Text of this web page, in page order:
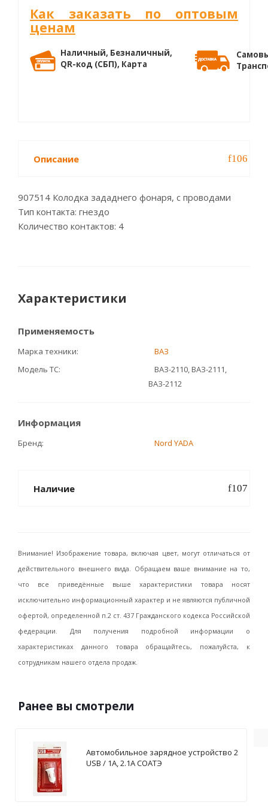
Как заказать по оптовым
ценам
Наличный, Безналичный,
QR-код (СБП), Карта
Описание
907514 Колодка зададнего фонаря, с проводами
Тип контакта: гнездо
Количество контактов: 4
Характеристики
Применяемость
Марка техники
ВАЗ
Модель ТС
ВАЗ-2110, ВАЗ-2111,
ВАЗ-2112
Информация
Бренд Nord YADA
Наличие
Внимание! Изображение товара, включая цвет, могут отличаться от
действительного внешнего вида. Обращаем ваше внимание на то,
что все приведённые выше характеристики товара носят
исключительно информационный характер и не являются публичной
офертой, определенной п.2 ст. 437 Гражданского кодекса Российской
федерации. Для получения подробной информации о
характеристиках данного товара обращайтесь, пожалуйста, к
сотрудникам нашего отдела продаж.
Ранее вы смотрели
Автомобильное зарядное устройство 2
USB / 1А, 2.1А СОАТЭ